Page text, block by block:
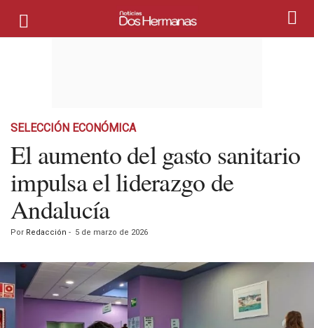
SELECCIÓN ECONÓMICA
El aumento del gasto sanitario
impulsa el liderazgo de
Andalucía
Por Redacción - 5 de marzo de 2026